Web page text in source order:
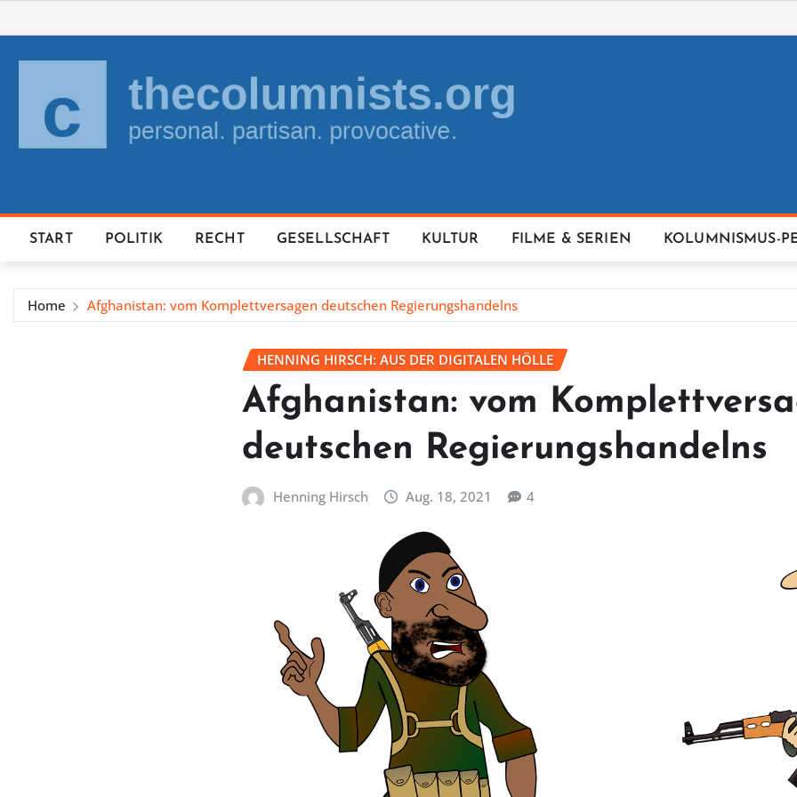
to
content
START POLITIK RECHT GESELLSCHAFT KULTUR FILME & SERIEN KOLUMNISMUS-
Home Afghanistan: vom Komplettversagen deutschen Regierungshandelns
HENNING HIRSCH: AUS DER DIGITALEN HÖLLE
Afghanistan: vom
deutschen Regierungshandelns
Henning Hirsch Aug. 18, 2021 4